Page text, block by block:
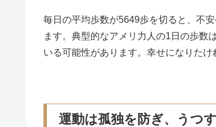
毎日の平均歩数が5649歩を切ると、不
ます。典型的なアメリ力人の1日の歩数
いる可能性があります。幸せになりた
運動は孤独を防ぎ、うつ